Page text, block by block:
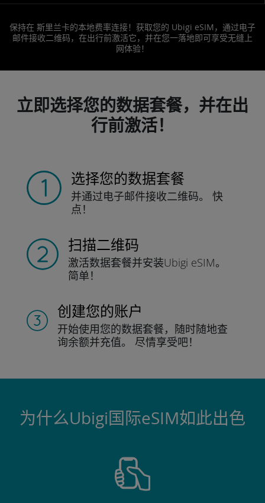
保持在 斯里兰卡的本地费率连接！获取您的 Ubigi eSIM，通过电子
邮件接收二维码，在出行前激活它，并在您一落地即可享受无缝上
网体验！
立即选择您的数据套餐，并在出
行前激活！
选择您的数据套餐
并通过电子邮件接收二维码。
快
点！
扫描二维码
激活数据套餐并安装Ubigi eSIM。
简单！
创建您的账户
开始使用您的数据套餐，随时随地查
询余额并充值。 尽情享受吧！
为什么Ubigi国际eSIM如此出色